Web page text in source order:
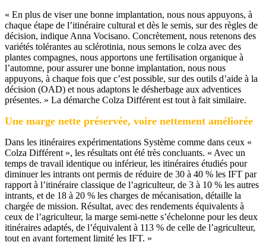
« En plus de viser une bonne implantation, nous nous appuyons, à
chaque étape de l’itinéraire cultural et dès le semis, sur des règles de
décision, indique Anna Vocisano. Concrètement, nous retenons des
variétés tolérantes au sclérotinia, nous semons le colza avec des
plantes compagnes, nous apportons une fertilisation organique à
l’automne, pour assurer une bonne implantation, nous nous
appuyons, à chaque fois que c’est possible, sur des outils d’aide à la
décision (OAD) et nous adaptons le désherbage aux adventices
présentes. » La démarche Colza Différent est tout à fait similaire.
Une marge nette préservée, voire nettement améliorée
Dans les itinéraires expérimentations Système comme dans ceux «
Colza Différent », les résultats ont été très concluants. « Avec un
temps de travail identique ou inférieur, les itinéraires étudiés pour
diminuer les intrants ont permis de réduire de 30 à 40 % les IFT par
rapport à l’itinéraire classique de l’agriculteur, de 3 à 10 % les autres
intrants, et de 18 à 20 % les charges de mécanisation, détaille la
chargée de mission. Résultat, avec des rendements équivalents à
ceux de l’agriculteur, la marge semi-nette s’échelonne pour les deux
itinéraires adaptés, de l’équivalent à 113 % de celle de l’agriculteur,
tout en ayant fortement limité les IFT. »